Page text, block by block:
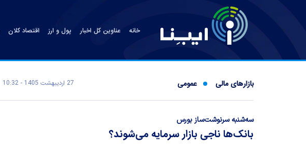
خانه عناوین کل اخبار پول و ارز اقتصاد کلان
بازارهای مالی عمومی 27 ارديبهشت 1405 - 10:32
سه‌شنبه سرنوشت‌ساز بورس
بانک‌ها ناجی بازار سرمایه می‌شوند؟